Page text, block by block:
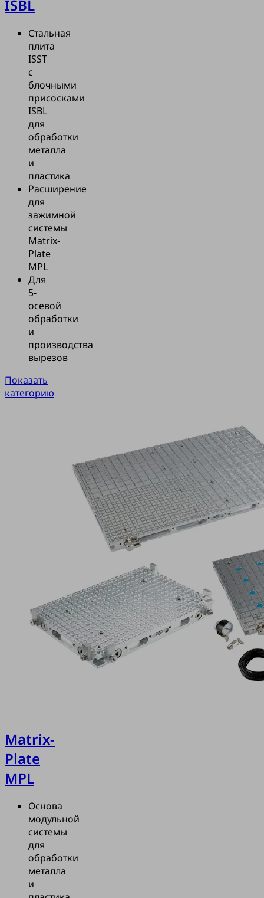
ISBL
Стальная
плита
ISST
с
блочными
присосками
ISBL
для
обработки
металла
и
пластика
Расширение
для
зажимной
системы
Matrix-
Plate
MPL
Для
5-
осевой
обработки
и
производства
вырезов
Показать
категорию
Matrix-
Plate
MPL
Основа
модульной
системы
для
обработки
металла
и